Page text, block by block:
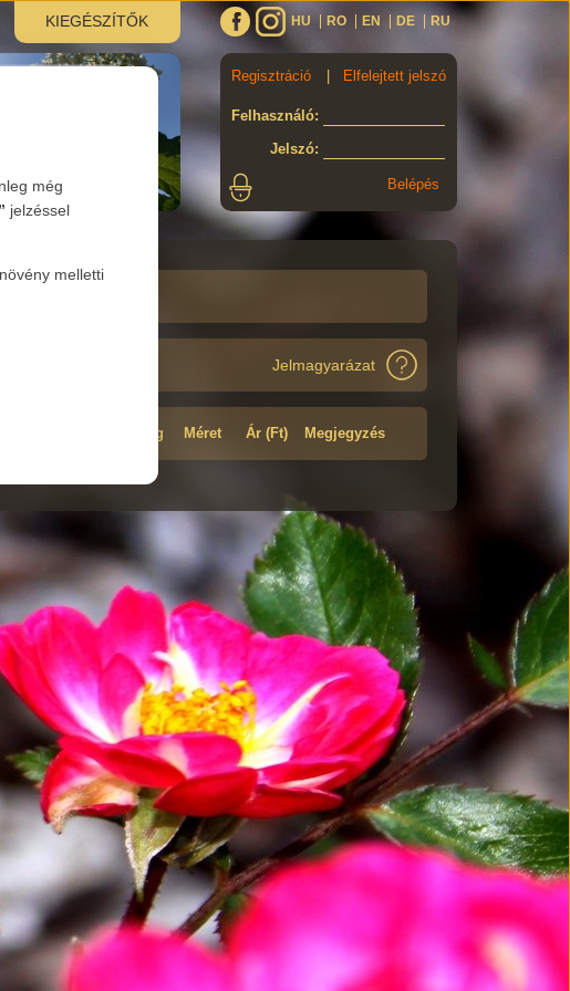
még
jelzéssel
melletti
KIEGÉSZÍTŐK HU RO EN DE RU
Regisztráció Elfelejtett jelszó
Felhasználó:
Jelszó:
Jelmagyarázat
Minőség Méret Ár (Ft) Megjegyzés